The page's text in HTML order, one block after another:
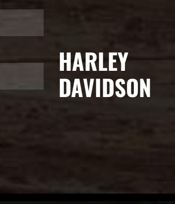
HARLEY
DAVIDSON